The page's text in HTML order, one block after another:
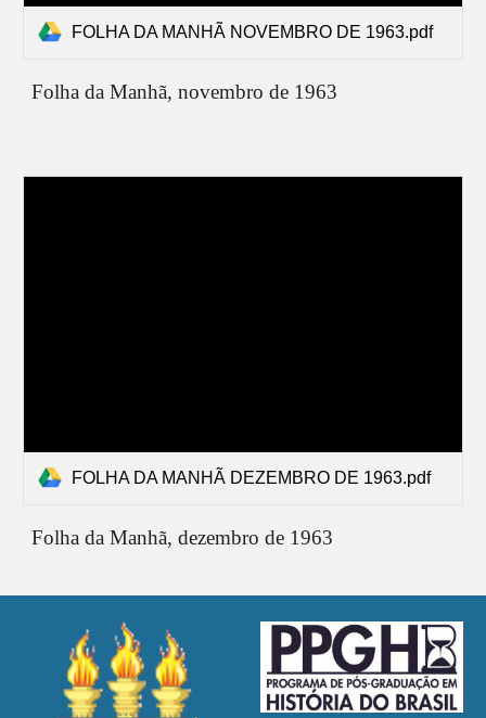
FOLHA DA MANHÃ NOVEMBRO DE 1963.pdf
Folha da Manhã,novembro de 1963
FOLHA DA MANHÃ DEZEMBRO DE 1963.pdf
Folha da Manhã,dezembro de 1963